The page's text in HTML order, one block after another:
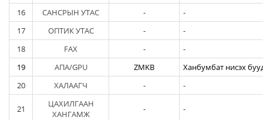
16
САНСРЫН УТАС -
-
17
ОПТИК УТАС -
-
18
FAX -
-
19
АПА/GPU ZMKB
Ханбумбат нисэх
20
ХАЛААГЧ - -
21
ЦАХИЛГААН
ХАНГАМЖ
- -